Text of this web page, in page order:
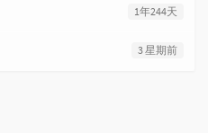
1年244天
3 星期前